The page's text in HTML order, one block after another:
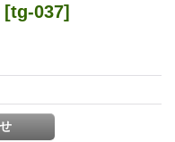
[tg-037]